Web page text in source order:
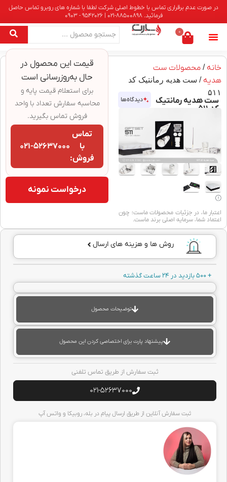
در صورت عدم برقراری تماس با خطوط اصلی شرکت لطفا با شماره های روبرو تماس حاصل
فرمائید. 88500898-021 | 9542026 - 0903
0
خانه/ محصولات ست
هدیه/ ست هدیه رمانتیک کد
۵۱۱
ست هدیه رمانتیک
کد ۵۱۱
دیدگاه‌ها
اعتبار ما، در جزئیات محصولات ماست؛ چون
اعتماد شما، سرمایه اصلی برند ماست.
قیمت این محصول در
حال به‌روزرسانی است
برای استعلام قیمت پایه و
محاسبه سفارش تعداد با واحد
فروش تماس بگیرید.
تماس
با
فروش:
۰۲۱-۵۲۶۳۷۰۰۰
درخواست نمونه
روش ها و هزینه های ارسال
+ 500 بازدید در 24 ساعت گذشته
توضیحات محصول
پیشنهاد پارت برای اختصاصی کردن این محصول
ثبت سفارش از طریق تماس تلفنی
021-52637000
ثبت سفارش آنلاین از طریق ارسال پیام در بله، روبیکا و واتس آپ